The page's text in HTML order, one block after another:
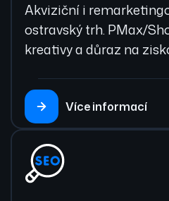
Akviziční i
ostravský trh. PMax/
kreativy a důraz na
Více informací